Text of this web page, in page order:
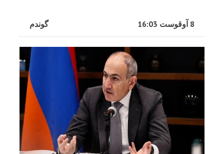
گوندم 8 آوقوست 16:03